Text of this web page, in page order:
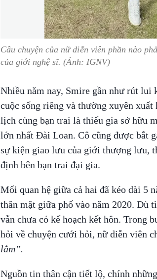
Câu chuyện của nữ diễn viên phần nào
của giới nghệ sĩ. (Ảnh: IGNV)
Nhiều năm nay, Smire gần như rút
cuộc sống riêng và thường xuyên
lịch cùng bạn trai là thiếu gia sở hữu
lớn nhất Đài Loan. Cô cũng được bắt
sự kiện giao lưu của giới thượng lưu,
định bên bạn trai đại gia.
Mối quan hệ giữa cả hai đã kéo dài 5
thân mật giữa phố vào năm 2020. Dù
vẫn chưa có kế hoạch kết hôn. Trong
hỏi về chuyện cưới hỏi, nữ diễn viên
lắm”.
Nguồn tin thân cận tiết lộ, chính